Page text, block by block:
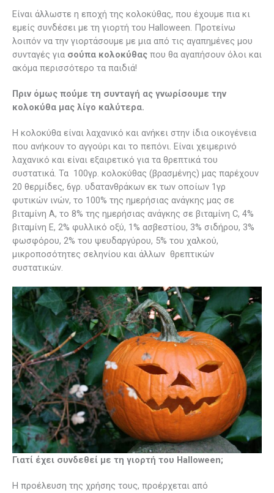
Είναι άλλωστε η εποχή της κολοκύθας, που έχουμε πια κι
εμείς συνδέσει με τη γιορτή του Halloween. Προτείνω
λοιπόν να την γιορτάσουμε με μια από τις αγαπημένες μου
συνταγές για σούπα κολοκύθας που θα αγαπήσουν όλοι και
ακόμα περισσότερο τα παιδιά!
Πριν όμως πούμε τη συνταγή ας γνωρίσουμε την
κολοκύθα μας λίγο καλύτερα.
Η κολοκύθα είναι λαχανικό και ανήκει στην ίδια οικογένεια
που ανήκουν το αγγούρι και το πεπόνι. Είναι χειμερινό
λαχανικό και είναι εξαιρετικό για τα θρεπτικά του
συστατικά. Τα 100γρ. κολοκύθας (βρασμένης) μας παρέχουν
20 θερμίδες, 6γρ. υδατανθράκων εκ των οποίων 1γρ
φυτικών ινών, το 100% της ημερήσιας ανάγκης μας σε
βιταμίνη Α, το 8% της ημερήσιας ανάγκης σε βιταμίνη C, 4%
βιταμίνη Ε, 2% φυλλικό οξύ, 1% ασβεστίου, 3% σιδήρου, 3%
φωσφόρου, 2% του ψευδαργύρου, 5% του χαλκού,
μικροποσότητες σεληνίου και άλλων θρεπτικών
συστατικών.
Γιατί έχει συνδεθεί με τη γιορτή του Halloween;
Η προέλευση της χρήσης τους, προέρχεται από